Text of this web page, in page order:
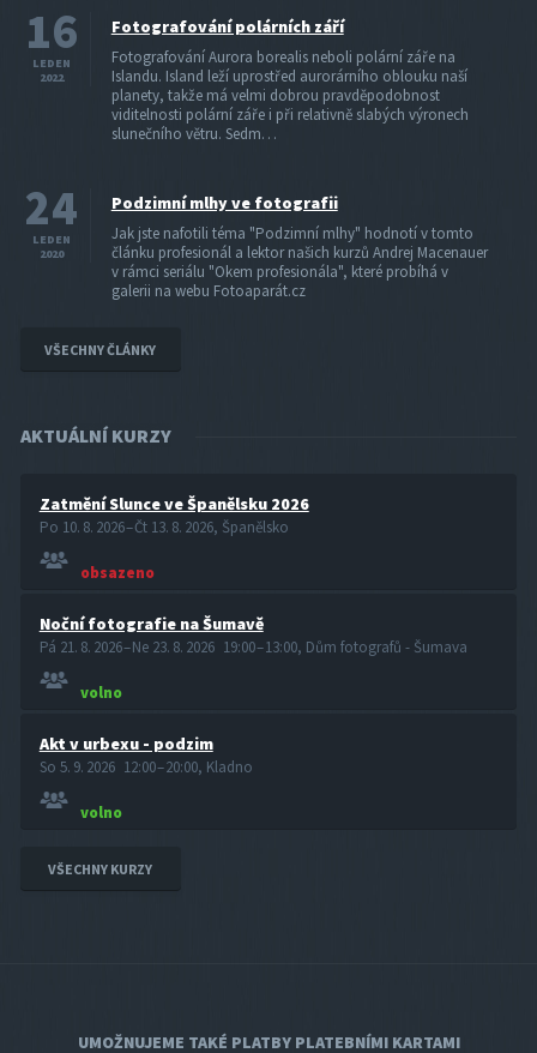
16
LEDEN
2022
Fotografování polárních září
Fotografování Aurora borealis neboli polární záře na
Islandu. Island leží uprostřed aurorárního oblouku naší
planety, takže má velmi dobrou pravděpodobnost
viditelnosti polární záře i při relativně slabých výronech
slunečního větru. Sedm…
24
LEDEN
2020
Podzimní mlhy ve fotografii
Jak jste nafotili téma "Podzimní mlhy" hodnotí v tomto
článku profesionál a lektor našich kurzů Andrej Macenauer
v rámci seriálu "Okem profesionála", které probíhá v
galerii na webu Fotoaparát.cz
VŠECHNY ČLÁNKY
AKTUÁLNÍ KURZY
Zatmění Slunce ve Španělsku 2026
Po 10. 8. 2026 – Čt 13. 8. 2026, Španělsko
obsazeno
Noční fotografie na Šumavě
Pá 21. 8. 2026 – Ne 23. 8. 2026 19:00 – 13:00, Dům fotografů - Šumava
volno
Akt v urbexu - podzim
So 5. 9. 2026 12:00 – 20:00, Kladno
volno
VŠECHNY KURZY
UMOŽNUJEME TAKÉ PLATBY PLATEBNÍMI KARTAMI